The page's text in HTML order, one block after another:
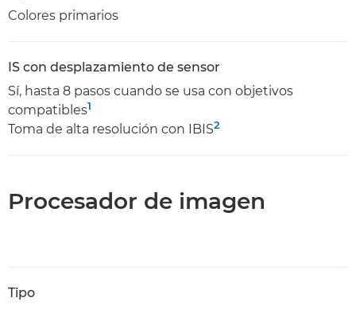
Colores primarios
IS con desplazamiento de sensor
Sí, hasta 8 pasos cuando se usa con objetivos
compatibles1
Toma de alta resolución con IBIS2
Procesador de imagen
Tipo